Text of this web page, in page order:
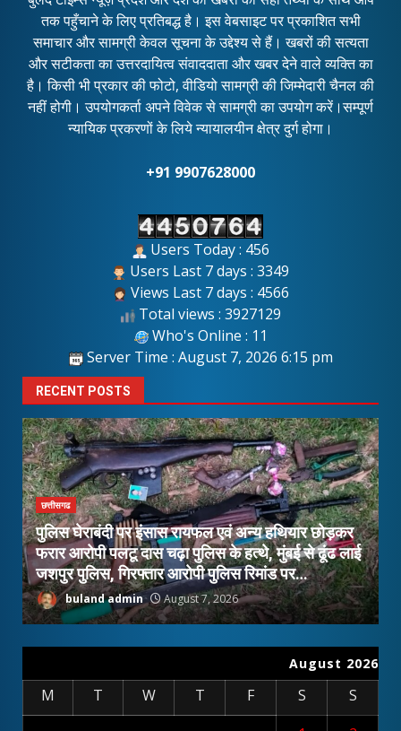
तक पहुँचाने के लिए प्रतिबद्ध है। इस वेबसाइट पर प्रकाशित सभी
समाचार और सामग्री केवल सूचना के उद्देश्य से हैं। खबरों की सत्यता
और सटीकता का उत्तरदायित्व संवाददाता और खबर देने वाले व्यक्ति का
है। किसी भी प्रकार की फोटो, वीडियो सामग्री की जिम्मेदारी चैनल की
नहीं होगी। उपयोगकर्ता अपने विवेक से सामग्री का उपयोग करें।सम्पूर्ण
न्यायिक प्रकरणों के लिये न्यायालयीन क्षेत्र दुर्ग होगा।
+91 9907628000
Users Today : 456
Users Last 7 days : 3349
Views Last 7 days : 4566
Total views : 3927129
Who's Online : 11
Server Time : August 7, 2026 6:15 pm
RECENT POSTS
छत्तीसगढ
पुलिस घेराबंदी पर इंसास रायफल एवं अन्य हथियार छोड़कर
फरार आरोपी पलटू दास चढ़ा पुलिस के हत्थे, मुंबई से ढूंढ लाई
जशपुर पुलिस, गिरफ्तार आरोपी पुलिस रिमांड पर…
buland admin August 7, 2026
August 2026
M T W T F S
S